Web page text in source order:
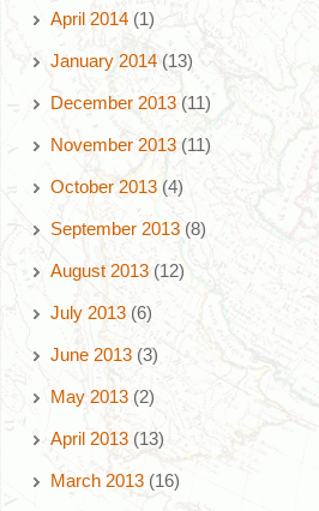
April 2014(1)
January 2014(13)
December 2013(11)
November 2013(11)
October 2013(4)
September 2013(8)
August 2013(12)
July 2013(6)
June 2013(3)
May 2013(2)
April 2013(13)
March 2013(16)